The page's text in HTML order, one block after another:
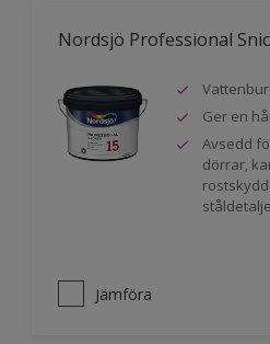
Nordsjö Professional
Ger en
Avsedd
dörrar,
Jämföra